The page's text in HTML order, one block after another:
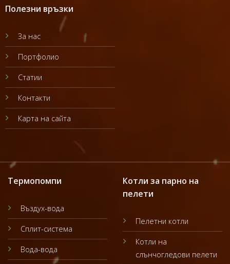
Полезни връзки
За нас
Портфолио
Статии
Контакти
Карта на сайта
Термопомпи
Въздух-вода
Сплит-система
Вода-вода
Котли за парно на
пелети
Пелетни котли
Котли на
слънчогледови пелети